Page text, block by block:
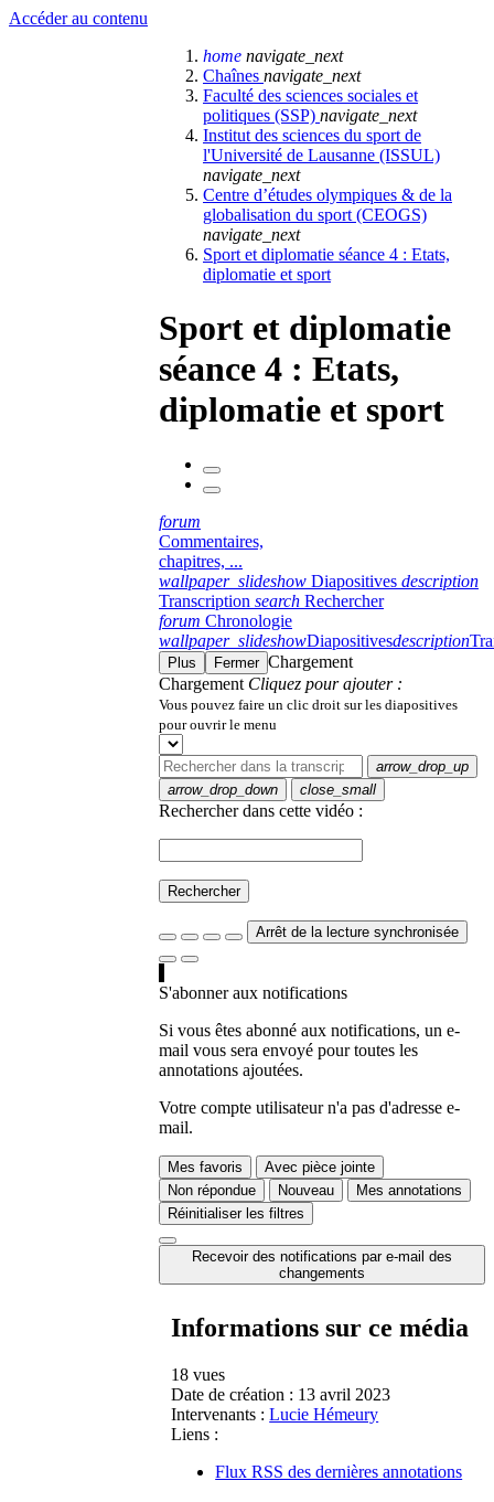
Accéder au contenu
home navigate_next
Chaînes navigate_next
Faculté des sciences sociales et
politiques (SSP) navigate_next
Institut des sciences du sport de
l'Université de Lausanne (ISSUL)
navigate_next
Centre d’études olympiques & de la
globalisation du sport (CEOGS)
navigate_next
Sport et diplomatie séance 4 : Etats,
diplomatie et sport
Sport et diplomatie
séance 4 : Etats,
diplomatie et sport
forum
Commentaires,
chapitres, ...
wallpaper_slideshow Diapositives description
Transcription search Rechercher
forum Chronologie
wallpaper_slideshowDiapositivesdescription
Plus Fermer Chargement
Chargement Cliquez pour ajouter :
Vous pouvez faire un clic droit sur les diapositives
pour ouvrir le menu
arrow_drop_up
arrow_drop_down
close_small
Rechercher dans cette vidéo :
Rechercher
Arrêt de la lecture synchronisée
S'abonner aux notifications
Si vous êtes abonné aux notifications, un e-
mail vous sera envoyé pour toutes les
annotations ajoutées.
Votre compte utilisateur n'a pas d'adresse e-
mail.
Mes favoris
Avec pièce jointe
Non répondue
Nouveau
Mes annotations
Réinitialiser les filtres
Recevoir des notifications par e-mail des
changements
Informations sur ce média
18 vues
Date de création : 13 avril 2023
Intervenants : Lucie Hémeury
Liens :
Flux RSS des dernières annotations